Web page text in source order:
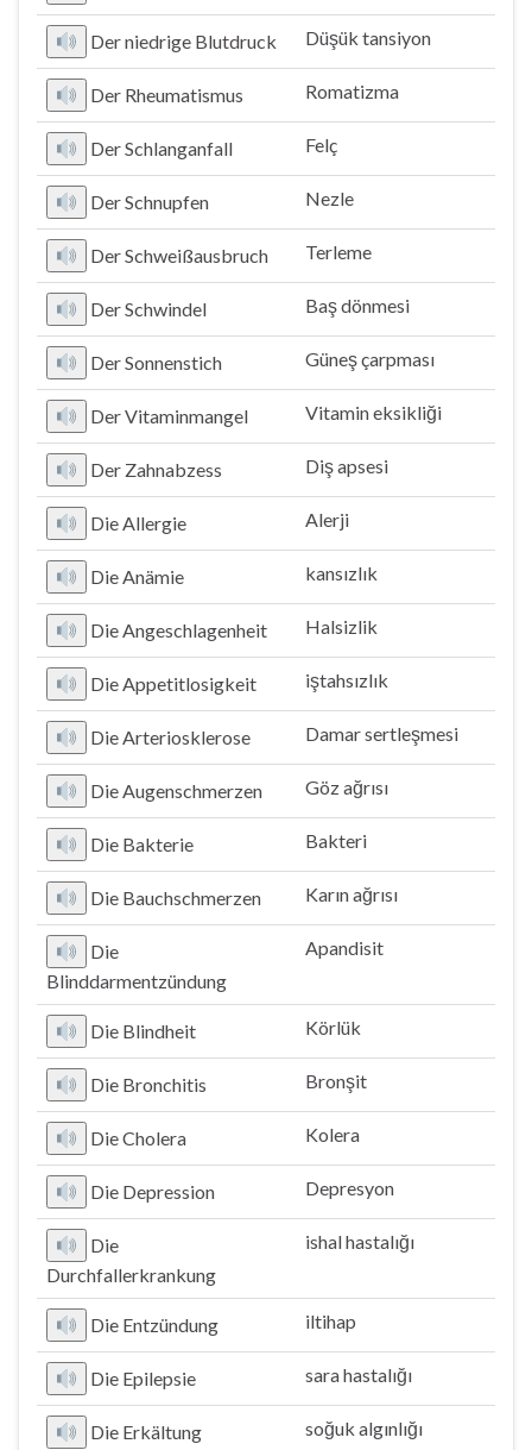
Der niedrige Blutdruck Düşük tansiyon
Der Rheumatismus Romatizma
Der Schlanganfall Felç
Der Schnupfen Nezle
Der Schweißausbruch Terleme
Der Schwindel Baş dönmesi
Der Sonnenstich Güneş çarpması
Der Vitaminmangel Vitamin eksikliği
Der Zahnabzess Diş apsesi
Die Allergie Alerji
Die Anämie kansızlık
Die Angeschlagenheit Halsizlik
Die Appetitlosigkeit iştahsızlık
Die Arteriosklerose Damar sertleşmesi
Die Augenschmerzen Göz ağrısı
Die Bakterie Bakteri
Die Bauchschmerzen Karın ağrısı
Die
Blinddarmentzündung
Apandisit
Die Blindheit Körlük
Die Bronchitis Bronşit
Die Cholera Kolera
Die Depression Depresyon
Die
Durchfallerkrankung
ishal hastalığı
Die Entzündung iltihap
Die Epilepsie sara hastalığı
Die Erkältung soğuk algınlığı